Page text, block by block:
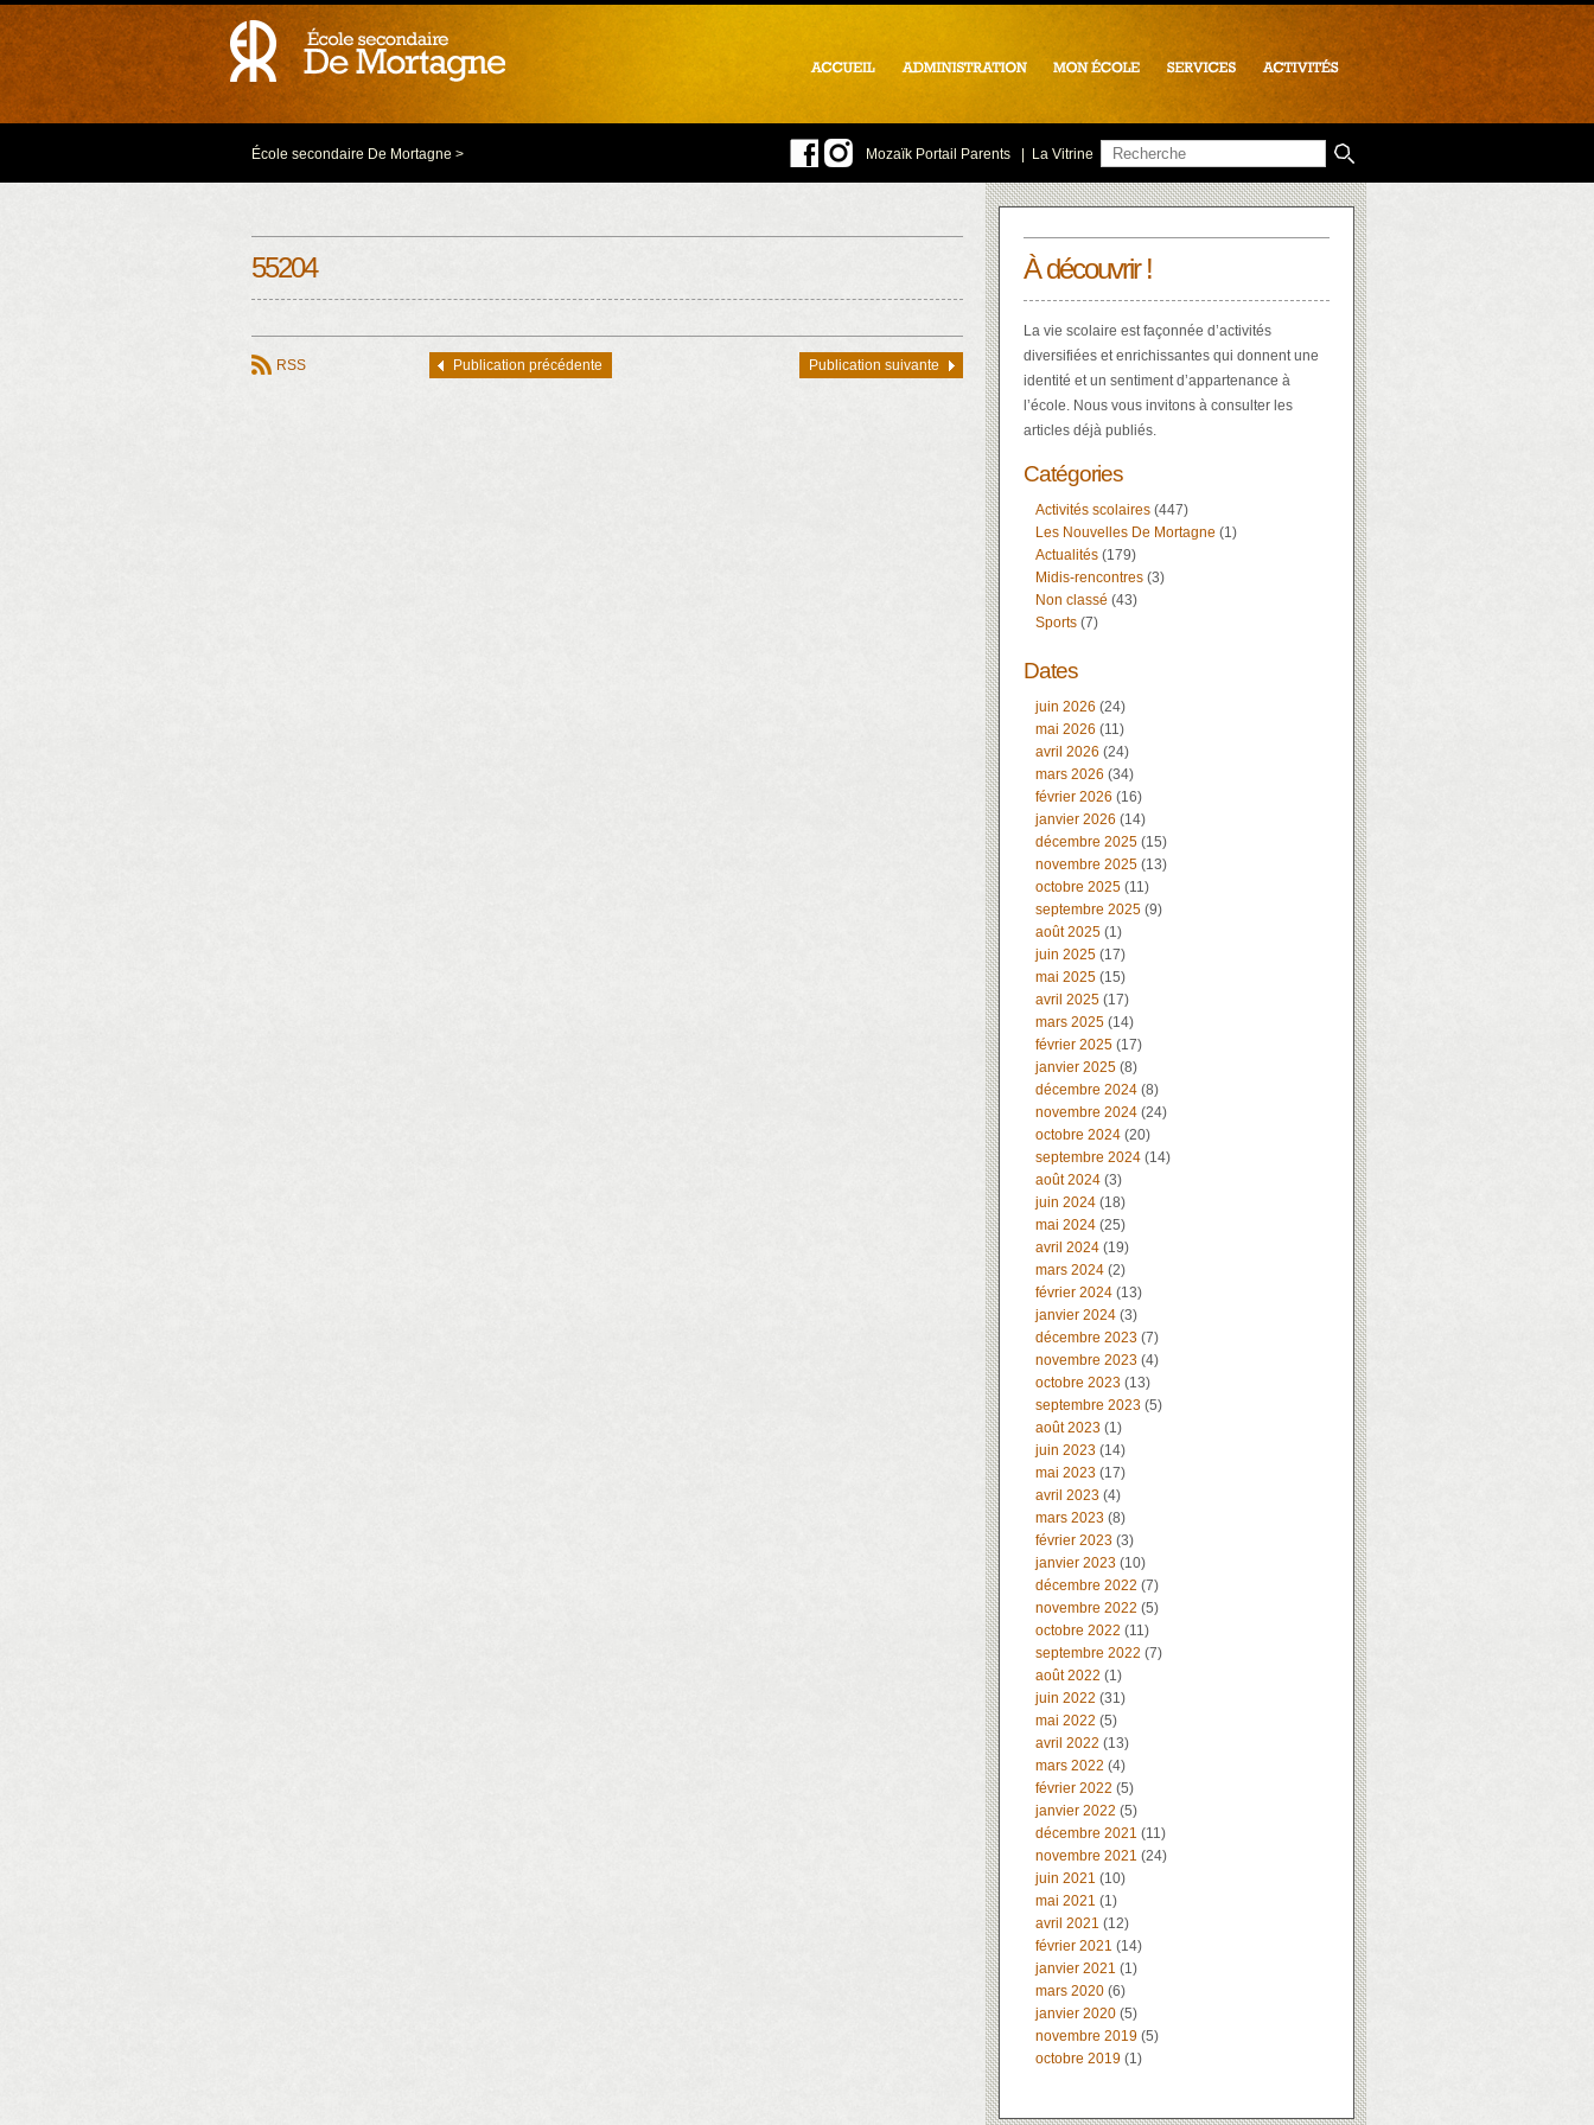
École secondaire De Mortagne > Mozaïk Portail Parents La Vitrine
55204
RSS Publication précédente Publication suivante
À découvrir !
La vie scolaire est façonnée d’activités
diversifiées et enrichissantes qui donnent une
identité et un sentiment d’appartenance à
l’école. Nous vous invitons à consulter les
articles déjà publiés.
Catégories
Activités scolaires (447)
Les Nouvelles De Mortagne (1)
Actualités (179)
Midis-rencontres (3)
Non classé (43)
Sports (7)
Dates
juin 2026 (24)
mai 2026 (11)
avril 2026 (24)
mars 2026 (34)
février 2026 (16)
janvier 2026 (14)
décembre 2025 (15)
novembre 2025 (13)
octobre 2025 (11)
septembre 2025 (9)
août 2025 (1)
juin 2025 (17)
mai 2025 (15)
avril 2025 (17)
mars 2025 (14)
février 2025 (17)
janvier 2025 (8)
décembre 2024 (8)
novembre 2024 (24)
octobre 2024 (20)
septembre 2024 (14)
août 2024 (3)
juin 2024 (18)
mai 2024 (25)
avril 2024 (19)
mars 2024 (2)
février 2024 (13)
janvier 2024 (3)
décembre 2023 (7)
novembre 2023 (4)
octobre 2023 (13)
septembre 2023 (5)
août 2023 (1)
juin 2023 (14)
mai 2023 (17)
avril 2023 (4)
mars 2023 (8)
février 2023 (3)
janvier 2023 (10)
décembre 2022 (7)
novembre 2022 (5)
octobre 2022 (11)
septembre 2022 (7)
août 2022 (1)
juin 2022 (31)
mai 2022 (5)
avril 2022 (13)
mars 2022 (4)
février 2022 (5)
janvier 2022 (5)
décembre 2021 (11)
novembre 2021 (24)
juin 2021 (10)
mai 2021 (1)
avril 2021 (12)
février 2021 (14)
janvier 2021 (1)
mars 2020 (6)
janvier 2020 (5)
novembre 2019 (5)
octobre 2019 (1)